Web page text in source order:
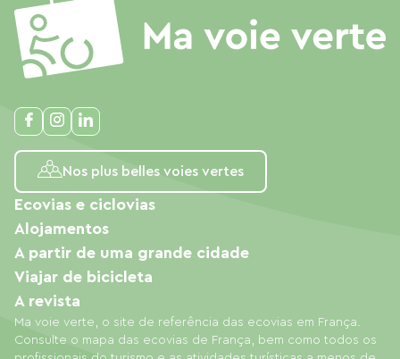
Nos plus belles voies vertes
Ma voie verte, o site de referência das ecovias em França.
Consulte o mapa das ecovias de França, bem como todos os
Ecovias e ciclovias
Alojamentos
A partir de uma grande cidade
Viajar de bicicleta
A revista